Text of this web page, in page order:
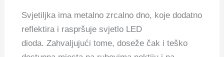
Svjetiljka ima metalno zrcalno dno, koje dodatno
reflektira i raspršuje svjetlo LED
dioda. Zahvaljujući tome, doseže čak i teško